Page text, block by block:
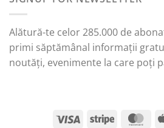
Alătură-te celor 285.000 de
primi săptămânal informații
noutăți, evenimente la care poți